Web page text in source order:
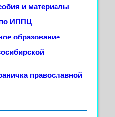
и материалы
ИППЦ
образование
православной